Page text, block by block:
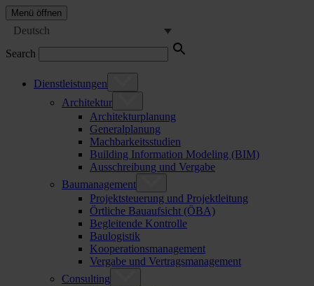
Menü öffnen
Deutsch
Search
Dienstleistungen
Architektur
Architekturplanung
Generalplanung
Machbarkeitsstudien
Building Information Modeling (BIM)
Ausschreibung und Vergabe
Baumanagement
Projektsteuerung und Projektleitung
Örtliche Bauaufsicht (ÖBA)
Begleitende Kontrolle
Baulogistik
Kooperationsmanagement
Vergabe und Vertragsmanagement
Consulting